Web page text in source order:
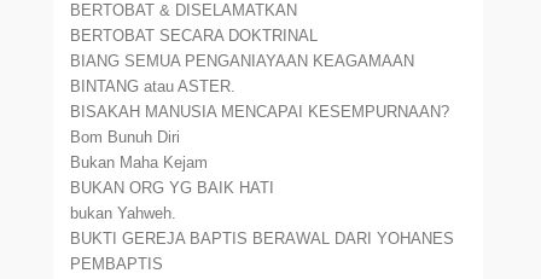
BERTOBAT & DISELAMATKAN
BERTOBAT SECARA DOKTRINAL
BIANG SEMUA PENGANIAYAAN KEAGAMAAN
BINTANG atau ASTER.
BISAKAH MANUSIA MENCAPAI KESEMPURNAAN?
Bom Bunuh Diri
Bukan Maha Kejam
BUKAN ORG YG BAIK HATI
bukan Yahweh.
BUKTI GEREJA BAPTIS BERAWAL DARI YOHANES
PEMBAPTIS